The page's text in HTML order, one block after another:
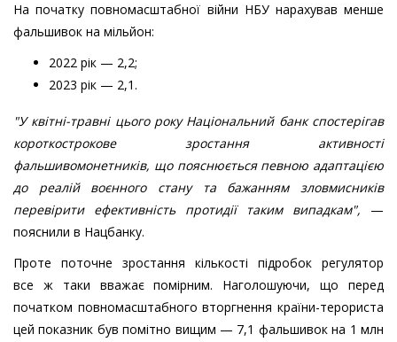
На початку повномасштабної війни НБУ нарахував менше
фальшивок на мільйон:
2022 рік — 2,2;
2023 рік — 2,1.
"У квітні-травні цього року Національний банк спостерігав
короткострокове зростання активності
фальшивомонетників, що пояснюється певною адаптацією
до реалій воєнного стану та бажанням зловмисників
перевірити ефективність протидії таким випадкам", —
пояснили в Нацбанку.
Проте поточне зростання кількості підробок регулятор
все ж таки вважає помірним. Наголошуючи, що перед
початком повномасштабного вторгнення країни-терориста
цей показник був помітно вищим — 7,1 фальшивок на 1 млн